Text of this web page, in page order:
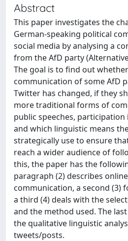
Abstract
This paper investigates the
German-speaking political
social media by analysing a
from the AfD party
The goal is to find out
communication of some AfD
Twitter has changed, if they
more traditional forms of
public speeches, participation
and which linguistic means
strategically use to ensure
reach a wider audience of
this, the paper has the
paragraph (2) describes
communication, a second (3)
a third (4) deals with the
and the method used. The
the qualitative linguistic
tweets/posts.